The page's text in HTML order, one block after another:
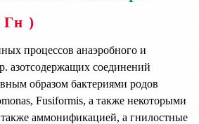
Гн )
процессов анаэробного и
азотсодержащих соединений
образом бактериями родов
Fusiformis, а также некоторыми
аммонификацией, а гнилостные